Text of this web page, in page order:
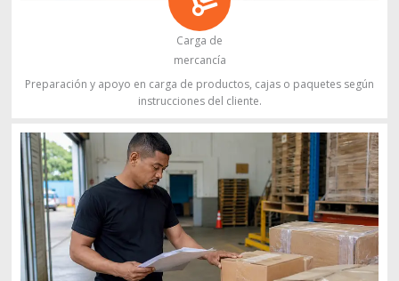
Carga de
mercancía
Preparación y apoyo en carga de productos, cajas o paquetes según
instrucciones del cliente.